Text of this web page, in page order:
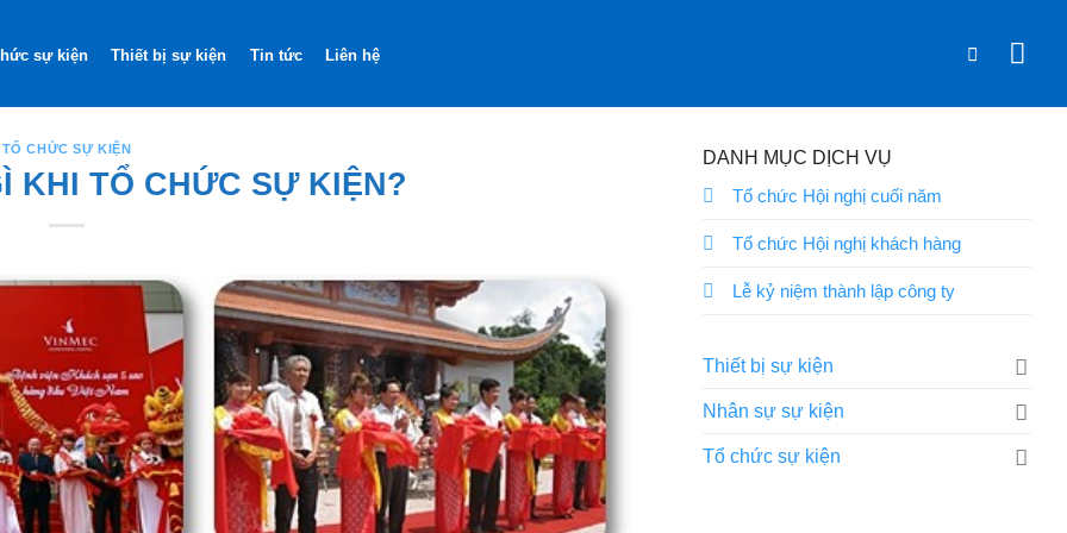
sự kiện Thiết bị sự kiện Tin tức Liên hệ
TỔ CHỨC SỰ KIỆN
KHI TỔ CHỨC SỰ KIỆN?
DANH MỤC DỊCH VỤ
Tổ chức Hội nghị cuối năm
Tổ chức Hội nghị khách hàng
Lễ kỷ niệm thành lập công ty
Thiết bị sự kiện
Nhân sự sự kiện
Tổ chức sự kiện